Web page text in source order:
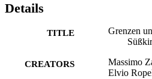
Details
TITLE
Grenzen
CREATORS
Massimo
Elvio